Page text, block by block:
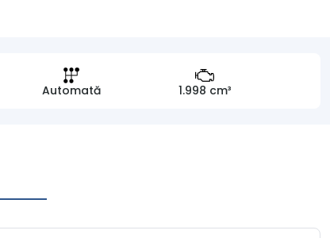
Automată 1.998 cm³